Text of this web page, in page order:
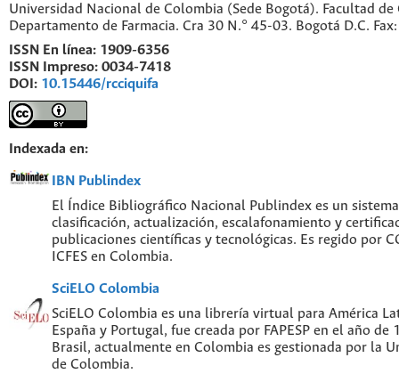
Universidad Nacional de Colombia (Sede Bogotá). Facultad de
Departamento de Farmacia. Cra 30 N.° 45-03. Bogotá D.C.
ISSN En línea: 1909-6356
ISSN Impreso: 0034-7418
DOI: 10.15446/rcciquifa
Indexada en:
IBN Publindex
El Índice Bibliográfico Nacional Publindex es un
clasificación, actualización, escalafonamiento y
publicaciones científicas y tecnológicas. Es regido por
ICFES en Colombia.
SciELO Colombia
SciELO Colombia es una librería virtual para América
España y Portugal, fue creada por FAPESP en el año de
Brasil, actualmente en Colombia es gestionada por la
de Colombia.